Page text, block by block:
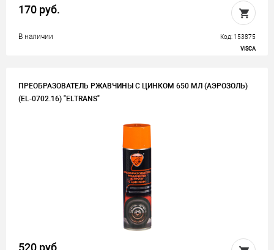
170 руб.
В наличии Код: 153875
VISCA
ПРЕОБРАЗОВАТЕЛЬ РЖАВЧИНЫ С ЦИНКОМ 650 МЛ (АЭРОЗОЛЬ)
(EL-0702.16) "ELTRANS"
520 руб.